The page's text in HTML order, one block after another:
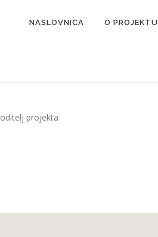
NASLOVNICA O PROJEKTU
projekta